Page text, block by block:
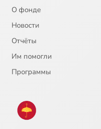
О фонде
Новости
Отчёты
Им помогли
Программы